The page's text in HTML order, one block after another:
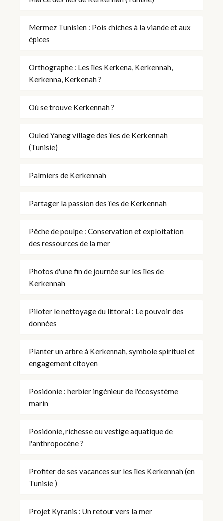
Mermez Tunisien : Pois chiches à la viande et aux
épices
Orthographe : Les îles Kerkena, Kerkennah,
Kerkenna, Kerkenah ?
Où se trouve Kerkennah ?
Ouled Yaneg village des îles de Kerkennah
(Tunisie)
Palmiers de Kerkennah
Partager la passion des îles de Kerkennah
Pêche de poulpe : Conservation et exploitation
des ressources de la mer
Photos d'une fin de journée sur les îles de
Kerkennah
Piloter le nettoyage du littoral : Le pouvoir des
données
Planter un arbre à Kerkennah, symbole spirituel et
engagement citoyen
Posidonie : herbier ingénieur de l'écosystème
marin
Posidonie, richesse ou vestige aquatique de
l'anthropocène ?
Profiter de ses vacances sur les îles Kerkennah (en
Tunisie )
Projet Kyranis : Un retour vers la mer